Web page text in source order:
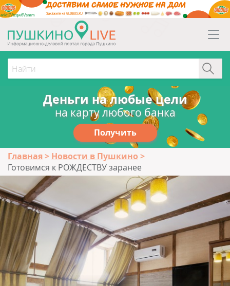
erid:2Vtzqw6Vsmm
Деньги на любые цели
на карту любого банка
Получить
Главная
Новости в Пушкино
Готовимся к РОЖДЕСТВУ заранее